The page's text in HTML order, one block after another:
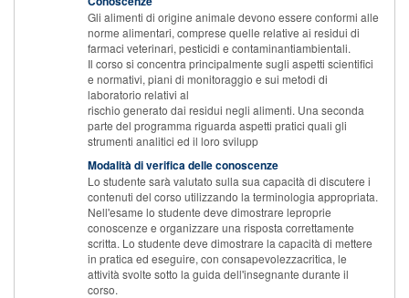
Gli alimenti di origine animale devono essere conformi alle
norme alimentari, comprese quelle relative ai residui di
farmaci veterinari, pesticidi e contaminantiambientali.
Il corso si concentra principalmente sugli aspetti scientifici
e normativi, piani di monitoraggio e sui metodi di
laboratorio relativi al
rischio generato dai residui negli alimenti. Una seconda
parte del programma riguarda aspetti pratici quali gli
strumenti analitici ed il loro svilupp
Modalità di verifica delle conoscenze
Lo studente sarà valutato sulla sua capacità di discutere i
contenuti del corso utilizzando la terminologia appropriata.
Nell'esame lo studente deve dimostrare leproprie
conoscenze e organizzare una risposta correttamente
scritta. Lo studente deve dimostrare la capacità di mettere
in pratica ed eseguire, con consapevolezzacritica, le
attività svolte sotto la guida dell'insegnante durante il
corso.